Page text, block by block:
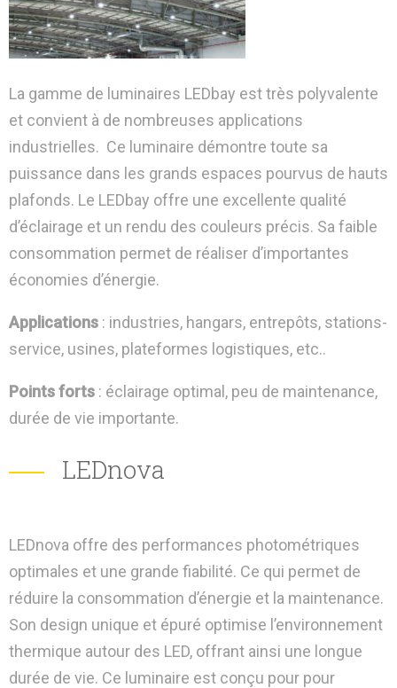
La gamme de luminaires LEDbay est très polyvalente
et convient à de nombreuses applications
industrielles. Ce luminaire démontre toute sa
puissance dans les grands espaces pourvus de hauts
plafonds. Le LEDbay offre une excellente qualité
d’éclairage et un rendu des couleurs précis. Sa faible
consommation permet de réaliser d’importantes
économies d’énergie.
Applications : industries, hangars, entrepôts, stations-
service, usines, plateformes logistiques, etc..
Points forts : éclairage optimal, peu de maintenance,
durée de vie importante.
LEDnova
LEDnova offre des performances photométriques
optimales et une grande fiabilité. Ce qui permet de
réduire la consommation d’énergie et la maintenance.
Son design unique et épuré optimise l’environnement
thermique autour des LED, offrant ainsi une longue
durée de vie. Ce luminaire est conçu pour pour